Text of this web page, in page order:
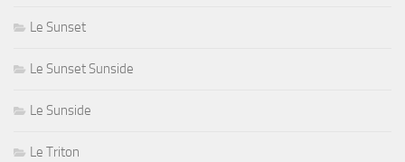
Le Sunset
Le Sunset Sunside
Le Sunside
Le Triton